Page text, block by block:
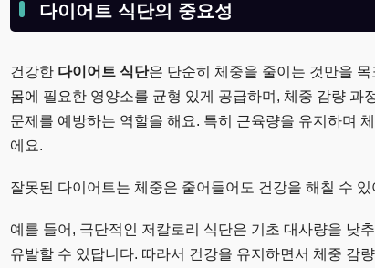
다이어트 식단의 중요성
건강한 다이어트 식단은 단순히 체중을 줄이는 것만을
몸에 필요한 영양소를 균형 있게 공급하며, 체중 감량 과
문제를 예방하는 역할을 해요. 특히 근육량을 유지하며
에요.
잘못된 다이어트는 체중은 줄어들어도 건강을 해칠 수 있
예를 들어, 극단적인 저칼로리 식단은 기초 대사량을 낮
유발할 수 있답니다. 따라서 건강을 유지하면서 체중 감